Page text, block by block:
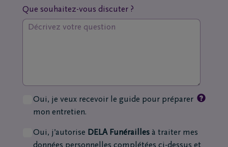
Que souhaitez-vous discuter ?
Oui, je veux recevoir le guide pour préparer
mon entretien.
Oui, j’autorise DELA Funérailles à traiter mes